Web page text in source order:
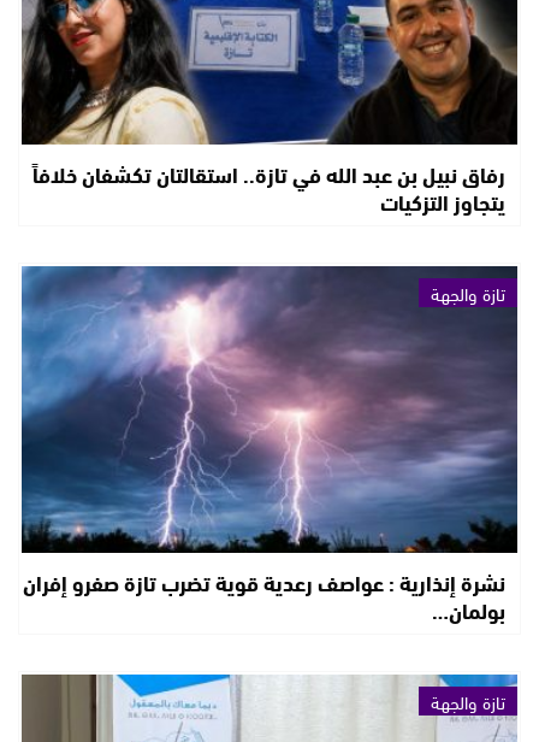
رفاق نبيل بن عبد الله في تازة.. استقالتان تكشفان خلافاً
يتجاوز التزكيات
تازة والجهة
نشرة إنذارية : عواصف رعدية قوية تضرب تازة صفرو إفران
بولمان…
تازة والجهة